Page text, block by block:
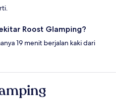
Roost Glamping?
19 menit berjalan kaki dari